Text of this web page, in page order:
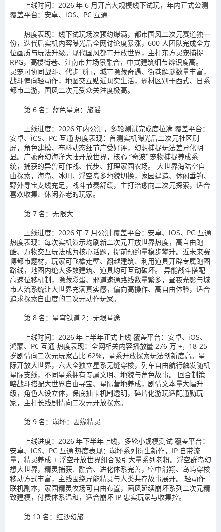
上线时间：2026 年 6 月开启大规模线下试玩，年内正式公测
覆盖平台：安卓、iOS、PC 互通
热度表现：线下试玩场次预约爆满，都市国风二次元赛道独一
份，迭代后实机内容曝光后全网讨论度暴涨，600 人团队完成全方
位画质与玩法升级。现代国风都市开放世界，主打东方灵宠捕捉
RPG，高楼街巷、江南市井场景融合，中式建筑细节辨识度高。
灵宠可协同战斗、代步飞行，城市隐藏奇遇、街巷解谜数量丰富，
战斗偏向轻动作，地图交互贴近现实生活，题材区别于西式、日系
都市二游，国风二次元受众关注度极高。
第 6 名：蓝色星原：旅谣
上线进度：2026 年内公测，多轮测试完成度拉满 覆盖平台：
安卓、iOS、PC 互通 热度表现：首测实机曝光后二次元社区刷
屏，角色建模、布料动态细节广受好评，幻想捕捉玩法差异化明
显。广袤奇幻海洋大陆开放世界，核心 “奇波” 宠物捕捉养成系
统，捕获的异兽可作战、代步、打理家园农场。 大世界海陆空自
由探索，海岛、冰川、浮空岛多地貌切换，家园建造、休闲垂钓、
野外寻宝支线充足，战斗节奏舒缓，主打治愈向二次元探索，适合
喜欢收集、休闲养老的玩家。
第 7 名：无限大
上线进度：2026 年 7 月公测 覆盖平台：安卓、iOS、PC 互通
热度表现：每次实机演示均刷新二次元开放世界热度，高自由跑
酷、万物交互玩法成为核心话题，提前预约量稳步攀升。近未来赛
博都市题材，玩家可飞檐走壁、翻越建筑、利用道具开辟专属跑图
路线，地图内绝大多数建筑、道具均可互动破坏。 异能战斗搭配
高速位移机制，隐藏彩蛋、邪道速通路线数量繁多，昼夜光影与城
市人流系统让大世界充满真实感，偏向高操作、高自由体验，适合
追求探索自由度的二次元动作玩家。
第 8 名：星穹铁道 2：无垠星途
上线时间：2026 年上半年正式上线 覆盖平台：安卓、iOS、
鸿蒙、PC 互通 热度表现：全网相关内容播放量 276 万 +，18-25
岁剧情向二次元玩家占比 62%，星系开放探索玩法创新度高。星
际开放大世界，六大全独立星系无缝穿梭，列车自由航行触发随机
星际支线，不同星系拥有专属文明、地貌与角色故事。 回合制策
略战斗搭配大世界自由寻宝、星际营地养成，剧情文本量大幅升
级，角色人设立体，保底抽卡机制透明，碎片化游玩适配通勤玩
家，主打长线剧情向二次元开放探索。
第 9 名：崩坏：因缘精灵
上线进度：2026 年下半年上线，多轮小规模测试 覆盖平台：
安卓、iOS、PC 互通 热度表现：崩坏系列衍生新作，IP 自带流
量，精灵养成 + 浮空开放世界组合吸引大量系列老粉。浮空群岛幻
想大世界，精灵捕获、融合、进化体系完善，空中滑翔、岛屿穿梭
移动方式丰富，主线围绕异能精灵与人类共存故事展开。 轻动作
联机副本，家园精灵牧场可自由布置，画风延续崩坏系列二次元精
致建模，付费体系温和，适合崩坏 IP 忠实玩家与收集控。
第 10 名：红沙幻旅